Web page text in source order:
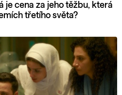
je cena za jeho těžbu, která
třetího světa?